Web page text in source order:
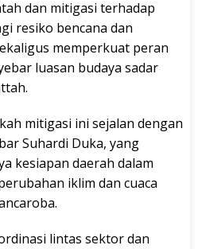
dan mitigasi terhadap
resiko bencana dan
memperkuat peran
luasan budaya sadar
mitigasi ini sejalan dengan
Suhardi Duka, yang
kesiapan daerah dalam
iklim dan cuaca
lintas sektor dan